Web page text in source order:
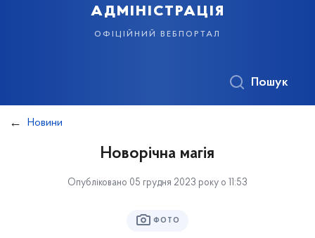
адміністрація
офіційний вебпортал
Пошук
Новини
Новорічна магія
Опубліковано 05 грудня 2023 року о 11:53
ФОТО